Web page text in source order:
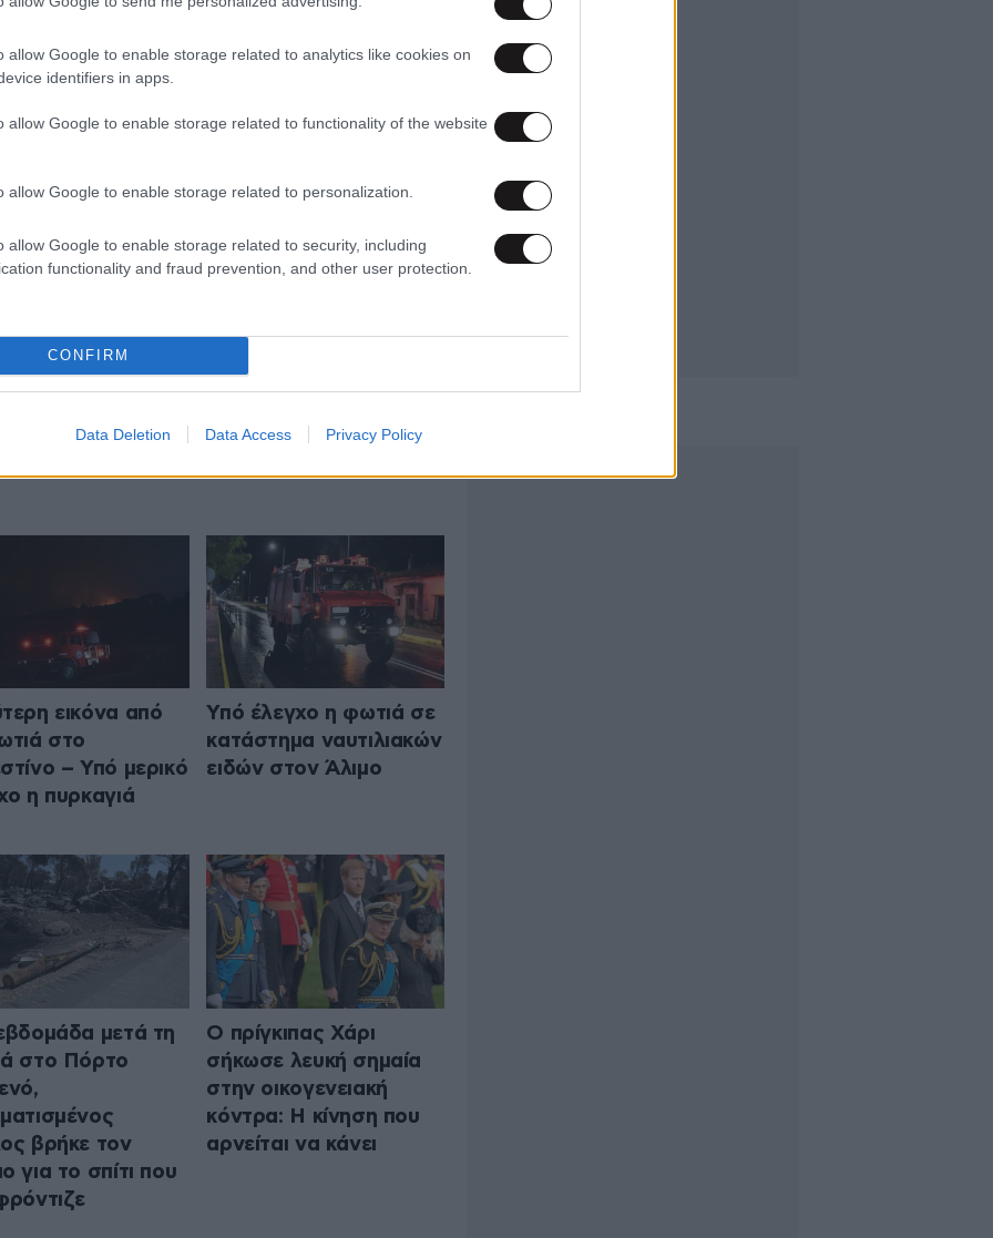
allow Google to enable storage related to analytics like cookies on
identifiers in apps.
allow Google to enable storage related to functionality of the website
allow Google to enable storage related to personalization.
allow Google to enable storage related to security, including
functionality and fraud prevention, and other user protection.
CONFIRM
Data Deletion Data Access Privacy Policy
ΕΛΛΑΔΑ
εικόνα από
στο
– Υπό μερικό
η πυρκαγιά
Υπό έλεγχο η φωτιά σε
κατάστημα ναυτιλιακών
ειδών στον Άλιμο
μετά τη
στο Πόρτο
βρήκε τον
για το σπίτι που
Ο πρίγκιπας Χάρι
σήκωσε λευκή σημαία
στην οικογενειακή
κόντρα: Η κίνηση που
αρνείται να κάνει